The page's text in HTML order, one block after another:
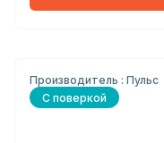
Производитель : Пульс
С поверкой